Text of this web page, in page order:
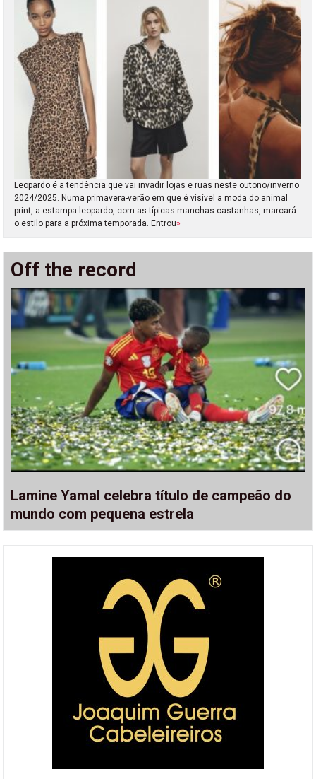
Leopardo é a tendência que vai invadir lojas e ruas neste outono/inverno
2024/2025. Numa primavera-verão em que é visível a moda do animal
print, a estampa leopardo, com as típicas manchas castanhas, marcará
o estilo para a próxima temporada. Entrou»
Off the record
Lamine Yamal celebra título de campeão do
mundo com pequena estrela